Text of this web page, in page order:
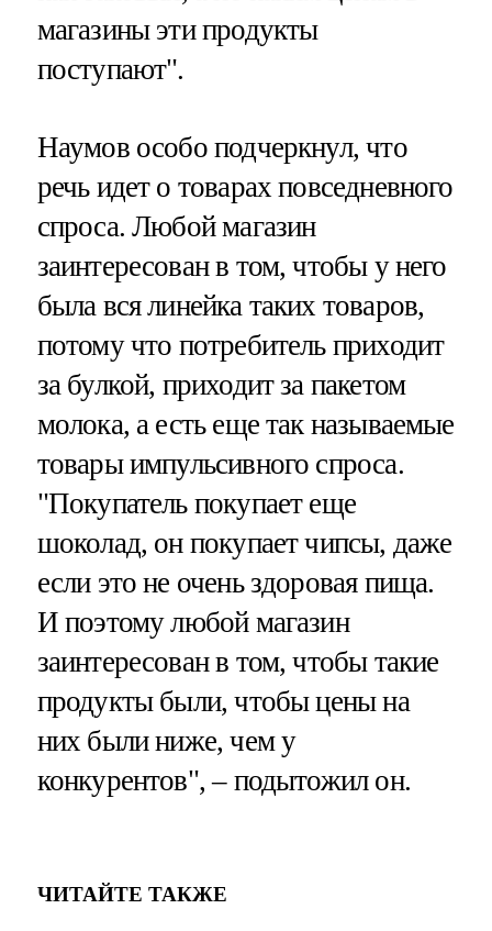
магазины эти продукты
поступают".
Наумов особо подчеркнул, что
речь идет о товарах повседневного
спроса. Любой магазин
заинтересован в том, чтобы у него
была вся линейка таких товаров,
потому что потребитель приходит
за булкой, приходит за пакетом
молока, а есть еще так называемые
товары импульсивного спроса.
"Покупатель покупает еще
шоколад, он покупает чипсы, даже
если это не очень здоровая пища.
И поэтому любой магазин
заинтересован в том, чтобы такие
продукты были, чтобы цены на
них были ниже, чем у
конкурентов", – подытожил он.
ЧИТАЙТЕ ТАКЖЕ